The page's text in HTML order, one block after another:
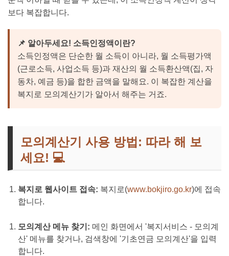
보다 복잡합니다.
📌 알아두세요! 소득인정액이란?
소득인정액은 단순한 월 소득이 아니라, 월 소득평가액
(근로소득, 사업소득 등)과 재산의 월 소득환산액(집, 자
동차, 예금 등)을 합한 금액을 말해요. 이 복잡한 계산을
복지로 모의계산기가 알아서 해주는 거죠.
모의계산기 사용 방법: 따라 해 보
세요! 💻
복지로 웹사이트 접속: 복지로(www.bokjiro.go.kr)에 접속
합니다.
모의계산 메뉴 찾기: 메인 화면에서 '복지서비스 - 모의계
산' 메뉴를 찾거나, 검색창에 '기초연금 모의계산'을 입력
합니다.